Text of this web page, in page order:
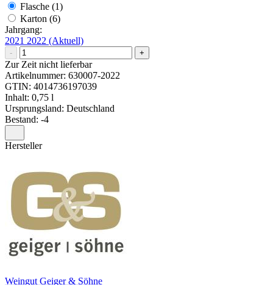
Flasche (1)
Karton (6)
Jahrgang:
2021 2022 (Aktuell)
- +
Zur Zeit nicht lieferbar
Artikelnummer: 630007-2022
GTIN: 4014736197039
Inhalt: 0,75 l
Ursprungsland: Deutschland
Bestand: -4
Hersteller
Weingut Geiger & Söhne